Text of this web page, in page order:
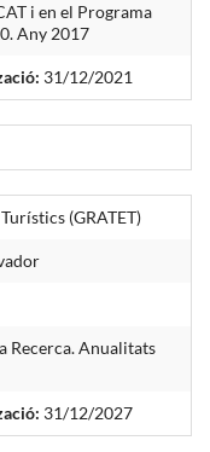
i en el Programa
Any 2017
31/12/2021
(GRATET)
Recerca. Anualitats
31/12/2027